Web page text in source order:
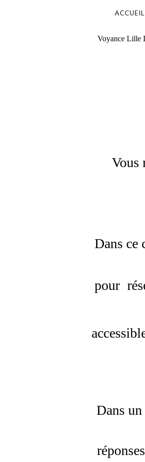
Voyance Lille
ACCUEIL
Vous
Dans ce
pour
Dans